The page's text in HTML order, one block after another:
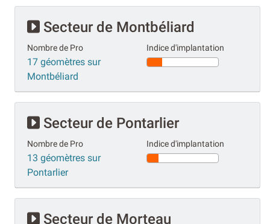
Secteur de Montbéliard
Nombre de Pro
17 géomètres sur
Montbéliard
Indice d'implantation
Secteur de Pontarlier
Nombre de Pro
13 géomètres sur
Pontarlier
Indice d'implantation
Secteur de Morteau